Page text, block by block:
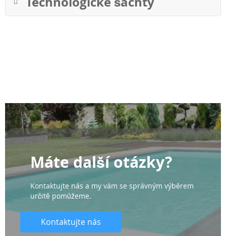
Máte další otázky?
Kontaktujte nás a my vám se správným výběrem
určitě pomůžeme.
Kontaktujte nás